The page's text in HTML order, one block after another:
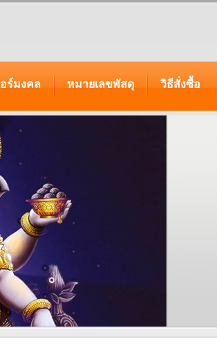
อร์มงคล หมายเลขพัสดุ วิธีสั่งซื้อ